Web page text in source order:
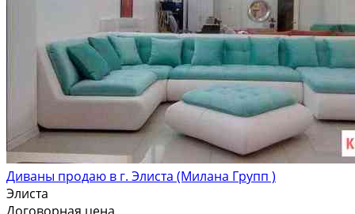
Диваны продаю в г. Элиста (Милана Групп )
Элиста